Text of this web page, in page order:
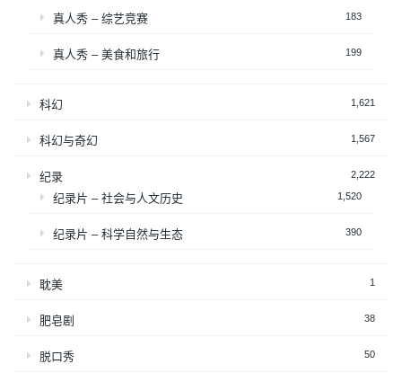
真人秀 – 综艺竞赛 183
真人秀 – 美食和旅行 199
科幻 1,621
科幻与奇幻 1,567
纪录 2,222
纪录片 – 社会与人文历史 1,520
纪录片 – 科学自然与生态 390
耽美 1
肥皂剧 38
脱口秀 50